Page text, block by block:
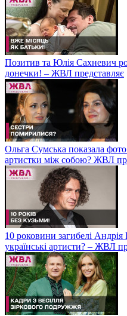
Позитив та Юлія Сахневич
донечки! – ЖВЛ представляє
Ольга Сумська показала
артистки між собою? ЖВЛ
10 роковини загибелі
українські артисти? – ЖВЛ